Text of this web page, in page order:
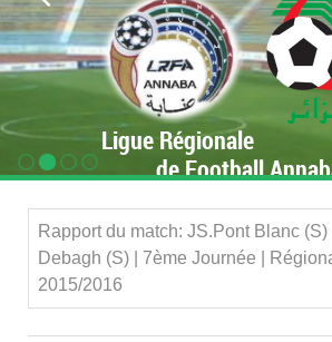
Ligue Régionale
de Football
Rapport du match: JS.Pont Blanc
Debagh (S) | 7ème Journée |
2015/2016